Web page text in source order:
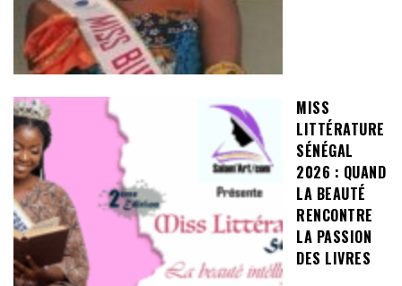
MISS
LITTÉRATURE
SÉNÉGAL
2026 : QUAND
LA BEAUTÉ
RENCONTRE
LA PASSION
DES LIVRES